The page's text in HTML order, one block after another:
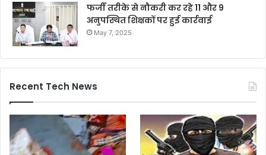
फर्जी तरीके से नौकरी कर रहे 11 और 9
अनुपस्थित शिक्षकों पर हुई कार्रवाई
May 7, 2025
Recent Tech News